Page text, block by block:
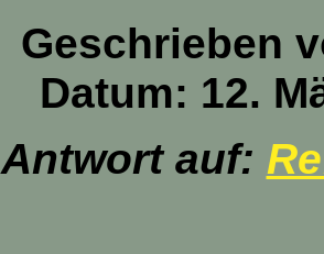
Geschrieben
Datum: 12.
Antwort auf: